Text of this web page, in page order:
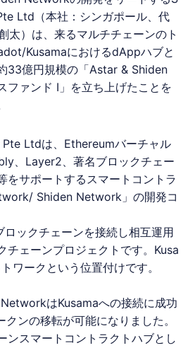
Ltd（本社：シンガポール、代
太）は、来るマルチチェーンのト
KusamaにおけるdAppハブと
33億円規模の「Astar & Shiden
ファンド Ⅰ」を立ち上げたことを
Ltdは、Ethereumバーチャル
、Layer2、著名ブロックチェー
をサポートするスマートコントラ
Shiden Network」の開発コ
ロックチェーンを接続し相互運用
チェーンプロジェクトです。Kusa
ワークという位置付けです。
はKusamaへの接続に成功
ンの移転が可能になりました。
ンスマートコントラクトハブとし